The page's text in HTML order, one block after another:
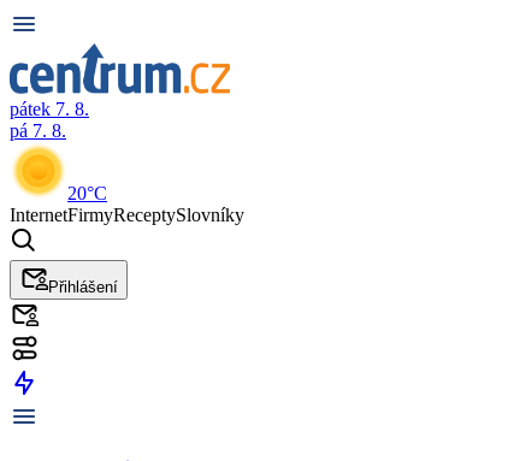
pátek 7. 8.
pá 7. 8.
20°C
InternetFirmyReceptySlovníky
Přihlášení